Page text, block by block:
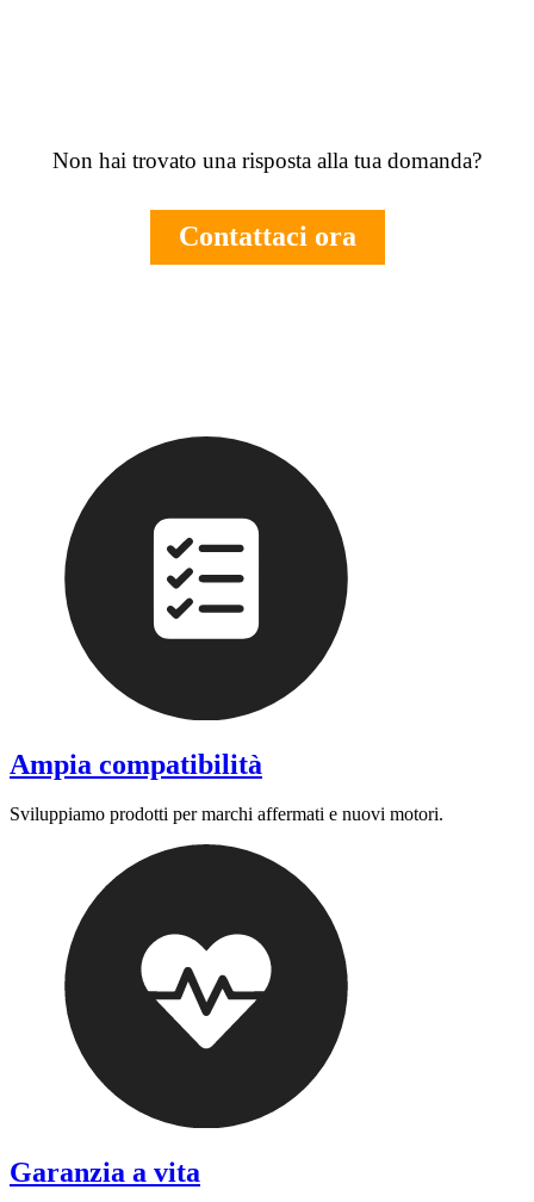
Non hai trovato una risposta alla tua domanda?
Contattaci ora
Ampia compatibilità
Sviluppiamo prodotti per marchi affermati e nuovi motori.
Garanzia a vita